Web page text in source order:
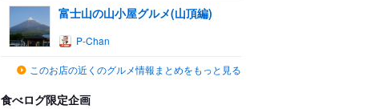
富士山の山小屋グルメ(山頂編)
P-Chan
このお店の近くのグルメ情報まとめをもっと見る
食べログ限定企画